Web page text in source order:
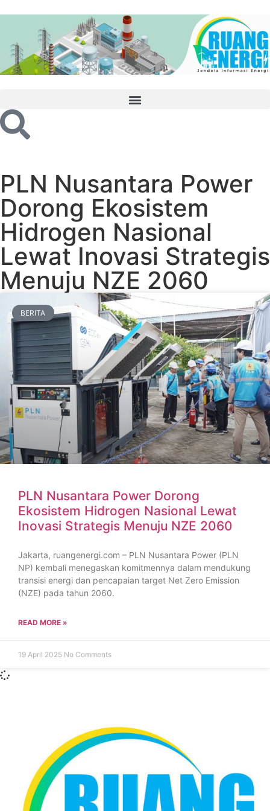
PLN Nusantara Power
Dorong Ekosistem
Hidrogen Nasional
Lewat Inovasi Strategis
Menuju NZE 2060
BERITA
PLN Nusantara Power Dorong
Ekosistem Hidrogen Nasional Lewat
Inovasi Strategis Menuju NZE 2060
Jakarta, ruangenergi.com – PLN Nusantara Power (PLN
NP) kembali menegaskan komitmennya dalam mendukung
transisi energi dan pencapaian target Net Zero Emission
(NZE) pada tahun 2060.
READ MORE »
19 April 2025 No Comments